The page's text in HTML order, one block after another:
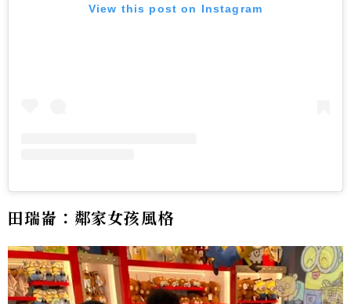
View this post on Instagram
田瑞崙：鄰家女孩風格